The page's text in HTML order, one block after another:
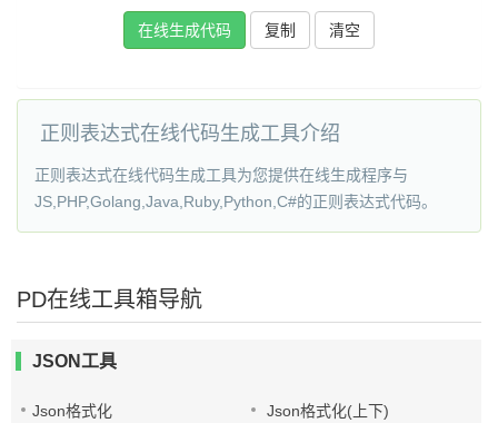
复制
正则表达式在线代码生成工具介绍
正则表达式在线代码生成工具为您提供在线生成程序与
JS,PHP,Golang,Java,Ruby,Python,C#的正则表达式代码。
PD在线工具箱导航
JSON工具
Json格式化 Json格式化(上下)